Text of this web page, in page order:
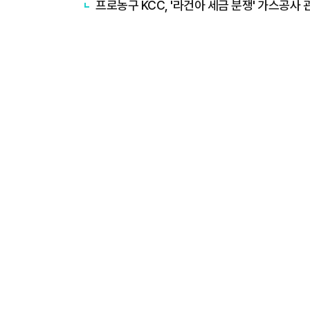
프로농구 KCC, '라건아 세금 분쟁' 가스공사